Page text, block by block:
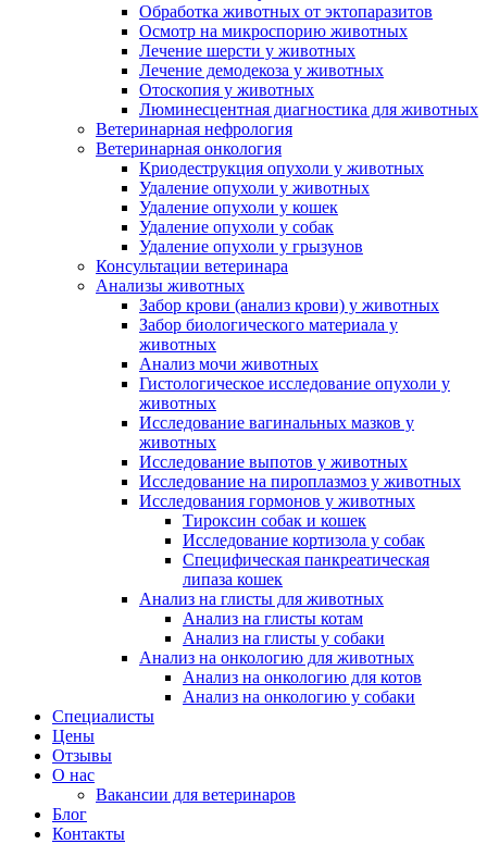
Обработка животных от эктопаразитов
Осмотр на микроспорию животных
Лечение шерсти у животных
Лечение демодекоза у животных
Отоскопия у животных
Люминесцентная диагностика для животных
Ветеринарная нефрология
Ветеринарная онкология
Криодеструкция опухоли у животных
Удаление опухоли у животных
Удаление опухоли у кошек
Удаление опухоли у собак
Удаление опухоли у грызунов
Консультации ветеринара
Анализы животных
Забор крови (анализ крови) у животных
Забор биологического материала у
животных
Анализ мочи животных
Гистологическое исследование опухоли у
животных
Исследование вагинальных мазков у
животных
Исследование выпотов у животных
Исследование на пироплазмоз у животных
Исследования гормонов у животных
Тироксин собак и кошек
Исследование кортизола у собак
Специфическая панкреатическая
липаза кошек
Анализ на глисты для животных
Анализ на глисты котам
Анализ на глисты у собаки
Анализ на онкологию для животных
Анализ на онкологию для котов
Анализ на онкологию у собаки
Специалисты
Цены
Отзывы
О нас
Вакансии для ветеринаров
Блог
Контакты